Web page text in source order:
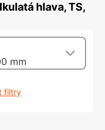
hlava, TS,
mm
filtry